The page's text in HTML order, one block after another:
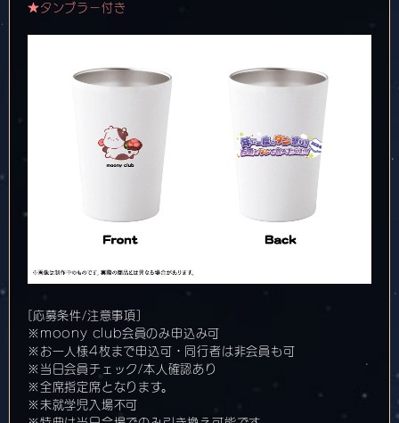
★タンブラー付き
[応募条件/注意事項]
※moony club会員のみ申込み可
※お一人様4枚まで申込可・同行者は非会員も可
※当日会員チェック/本人確認あり
※全席指定席となります。
※未就学児入場不可